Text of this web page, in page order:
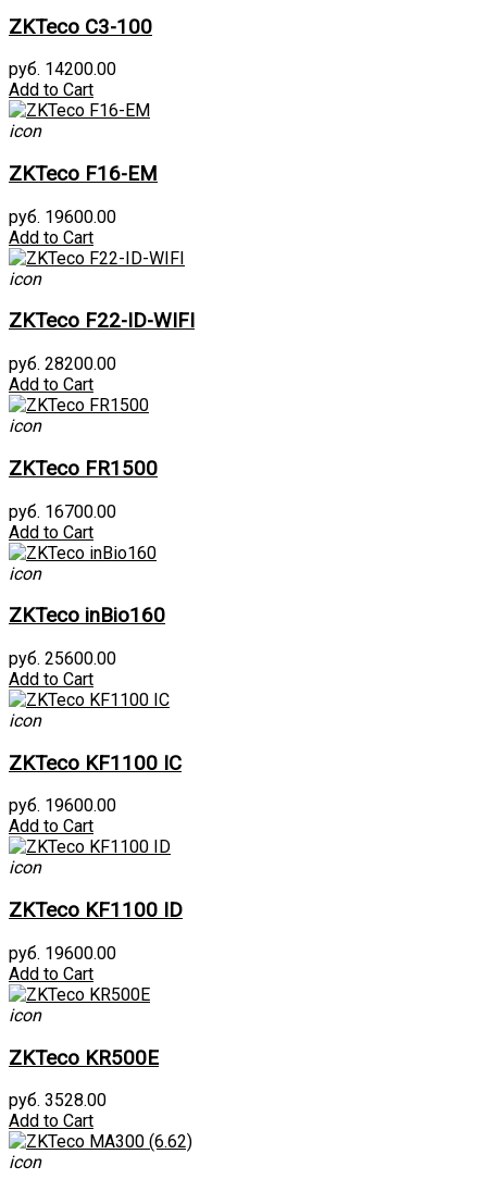
ZKTeco C3-100
руб. 14200.00
Add to Cart
icon
ZKTeco F16-EM
руб. 19600.00
Add to Cart
icon
ZKTeco F22-ID-WIFI
руб. 28200.00
Add to Cart
icon
ZKTeco FR1500
руб. 16700.00
Add to Cart
icon
ZKTeco inBio160
руб. 25600.00
Add to Cart
icon
ZKTeco KF1100 IC
руб. 19600.00
Add to Cart
icon
ZKTeco KF1100 ID
руб. 19600.00
Add to Cart
icon
ZKTeco KR500E
руб. 3528.00
Add to Cart
icon